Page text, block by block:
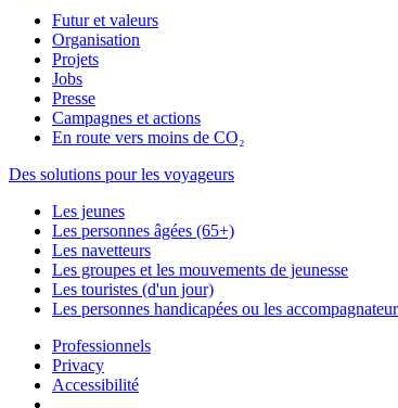
Futur et valeurs
Organisation
Projets
Jobs
Presse
Campagnes et actions
En route vers moins de CO₂
Des solutions pour les voyageurs
Les jeunes
Les personnes âgées (65+)
Les navetteurs
Les groupes et les mouvements de jeunesse
Les touristes (d'un jour)
Les personnes handicapées ou les
Professionnels
Privacy
Accessibilité